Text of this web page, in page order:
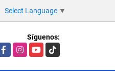
Select Language ▼
Síguenos:
FacebookInstagramYouTubeTikTok